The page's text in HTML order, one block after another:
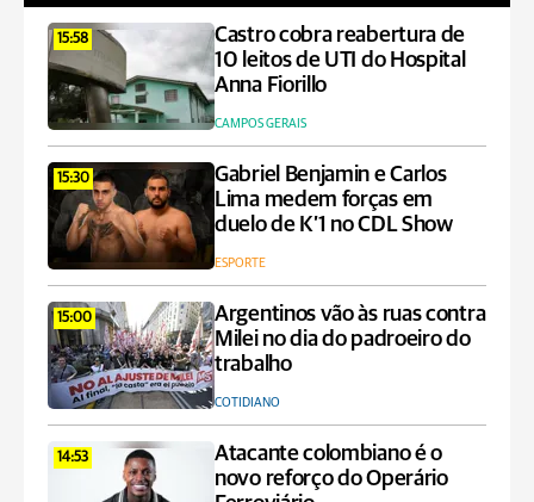
15:58
Castro cobra reabertura de
10 leitos de UTI do Hospital
Anna Fiorillo
CAMPOS GERAIS
15:30
Gabriel Benjamin e Carlos
Lima medem forças em
duelo de K’1 no CDL Show
ESPORTE
15:00
Argentinos vão às ruas contra
Milei no dia do padroeiro do
trabalho
COTIDIANO
14:53
Atacante colombiano é o
novo reforço do Operário